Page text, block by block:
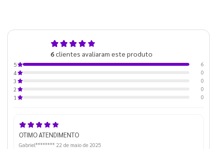
6clientes avaliaram este produto
5
6
4
0
3
0
2
0
1
0
OTIMO ATENDIMENTO
Gabriel******** 22 de maio de 2025